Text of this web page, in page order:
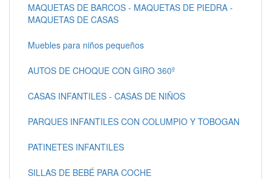
MAQUETAS DE BARCOS - MAQUETAS DE PIEDRA -
MAQUETAS DE CASAS
Muebles para niños pequeños
AUTOS DE CHOQUE CON GIRO 360º
CASAS INFANTILES - CASAS DE NIÑOS
PARQUES INFANTILES CON COLUMPIO Y TOBOGAN
PATINETES INFANTILES
SILLAS DE BEBÉ PARA COCHE